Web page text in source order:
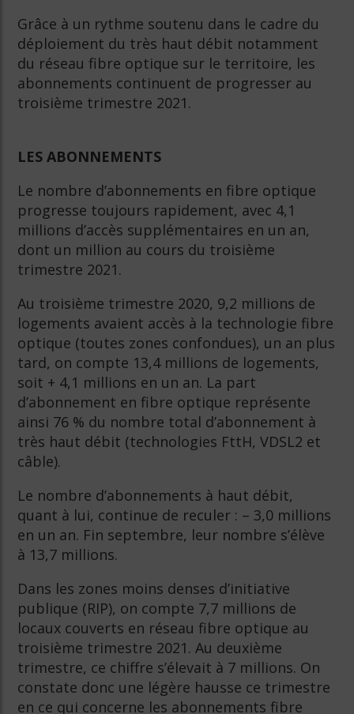
Grâce à un rythme soutenu dans le cadre du
déploiement du très haut débit notamment
du réseau fibre optique sur le territoire, les
abonnements continuent de progresser au
troisième trimestre 2021.
LES ABONNEMENTS
Le nombre d’abonnements en fibre optique
progresse toujours rapidement, avec 4,1
millions d’accès supplémentaires en un an,
dont un million au cours du troisième
trimestre 2021.
Au troisième trimestre 2020, 9,2 millions de
logements avaient accès à la technologie fibre
optique (toutes zones confondues), un an plus
tard, on compte 13,4 millions de logements,
soit + 4,1 millions en un an. La part
d’abonnement en fibre optique représente
ainsi 76 % du nombre total d’abonnement à
très haut débit (technologies FttH, VDSL2 et
câble).
Le nombre d’abonnements à haut débit,
quant à lui, continue de reculer : – 3,0 millions
en un an. Fin septembre, leur nombre s’élève
à 13,7 millions.
Dans les zones moins denses d’initiative
publique (RIP), on compte 7,7 millions de
locaux couverts en réseau fibre optique au
troisième trimestre 2021. Au deuxième
trimestre, ce chiffre s’élevait à 7 millions. On
constate donc une légère hausse ce trimestre
en ce qui concerne les abonnements fibre